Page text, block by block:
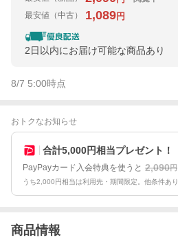
最安値 （中古） 1,089円
2日以内にお届け可能な商品あり
8/7 5:00時点
おトクなお知らせ
合計5,000円相当プレゼント！
PayPayカード入会特典を使うと 2,090円
うち2,000円相当は利用先・期間限定。他条件あり
商品情報